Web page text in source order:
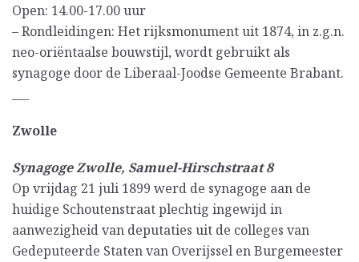
Open: 14.00-17.00 uur
– Rondleidingen: Het rijksmonument uit 1874, in z.g.n.
neo-oriëntaalse bouwstijl, wordt gebruikt als
synagoge door de Liberaal-Joodse Gemeente Brabant.
Zwolle
Synagoge Zwolle, Samuel-Hirschstraat 8
Op vrijdag 21 juli 1899 werd de synagoge aan de
huidige Schoutenstraat plechtig ingewijd in
aanwezigheid van deputaties uit de colleges van
Gedeputeerde Staten van Overijssel en Burgemeester